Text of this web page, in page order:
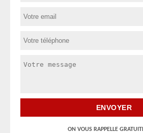
ON VOUS RAPPELLE